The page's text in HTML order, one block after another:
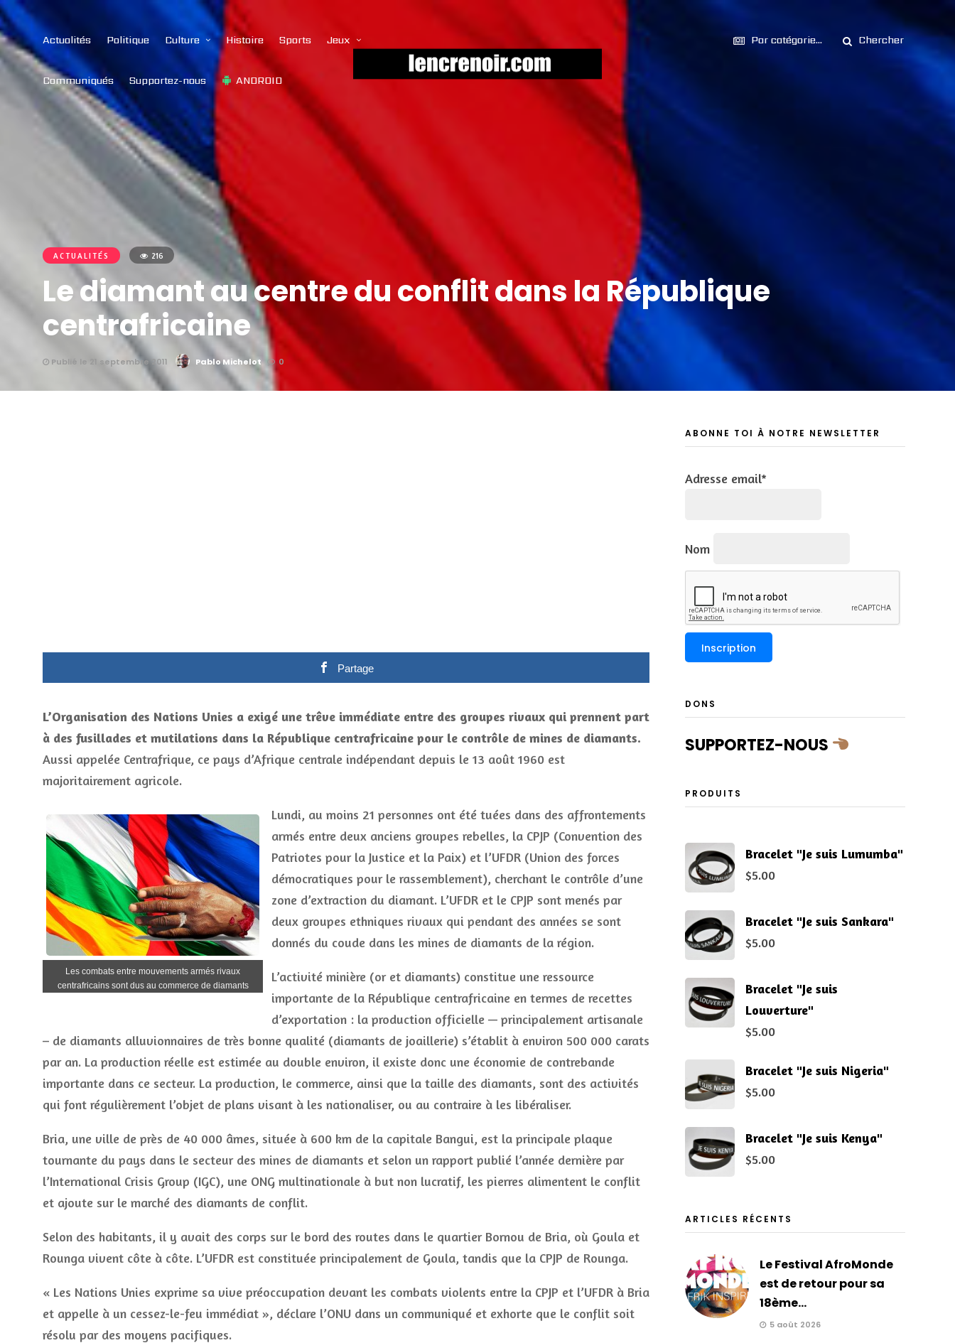
Actualités Politique Culture Histoire Sports Jeux
Communiqués Supportez-nous ANDROID
Par catégorie... Chercher
ACTUALITÉS 216
Le diamant au centre du conflit dans la République
centrafricaine
Publié le 21 septembre 2011 Pablo Michelot 0
Partage
L’Organisation des Nations Unies a exigé une trêve immédiate entre des groupes rivaux qui prennent part
à des fusillades et mutilations dans la République centrafricaine pour le contrôle de mines de diamants.
Aussi appelée Centrafrique, ce pays d’Afrique centrale indépendant depuis le 13 août 1960 est
majoritairement agricole.
Les combats entre mouvements armés rivaux
centrafricains sont dus au commerce de diamants
Lundi, au moins 21 personnes ont été tuées dans des affrontements
armés entre deux anciens groupes rebelles, la CPJP (Convention des
Patriotes pour la Justice et la Paix) et l’UFDR (Union des forces
démocratiques pour le rassemblement), cherchant le contrôle d’une
zone d’extraction du diamant. L’UFDR et le CPJP sont menés par
deux groupes ethniques rivaux qui pendant des années se sont
donnés du coude dans les mines de diamants de la région.
L’activité minière (or et diamants) constitue une ressource
importante de la République centrafricaine en termes de recettes
d’exportation : la production officielle — principalement artisanale
– de diamants alluvionnaires de très bonne qualité (diamants de joaillerie) s’établit à environ 500 000 carats
par an. La production réelle est estimée au double environ, il existe donc une économie de contrebande
importante dans ce secteur. La production, le commerce, ainsi que la taille des diamants, sont des activités
qui font régulièrement l’objet de plans visant à les nationaliser, ou au contraire à les libéraliser.
Bria, une ville de près de 40 000 âmes, située à 600 km de la capitale Bangui, est la principale plaque
tournante du pays dans le secteur des mines de diamants et selon un rapport publié l’année dernière par
l’International Crisis Group (IGC), une ONG multinationale à but non lucratif, les pierres alimentent le conflit
et ajoute sur le marché des diamants de conflit.
Selon des habitants, il y avait des corps sur le bord des routes dans le quartier Bornou de Bria, où Goula et
Rounga vivent côte à côte. L’UFDR est constituée principalement de Goula, tandis que la CPJP de Rounga.
« Les Nations Unies exprime sa vive préoccupation devant les combats violents entre la CPJP et l’UFDR à Bria
et appelle à un cessez-le-feu immédiat », déclare l’ONU dans un communiqué et exhorte que le conflit soit
résolu par des moyens pacifiques.
ABONNE TOI À NOTRE NEWSLETTER
Adresse email*
Nom
DONS
SUPPORTEZ-NOUS
PRODUITS
Bracelet "Je suis Lumumba"
$5.00
Bracelet "Je suis Sankara"
$5.00
Bracelet "Je suis
Louverture"
$5.00
Bracelet "Je suis Nigeria"
$5.00
Bracelet "Je suis Kenya"
$5.00
ARTICLES RÉCENTS
Le Festival AfroMonde
est de retour pour sa
18ème...
5 août 2026